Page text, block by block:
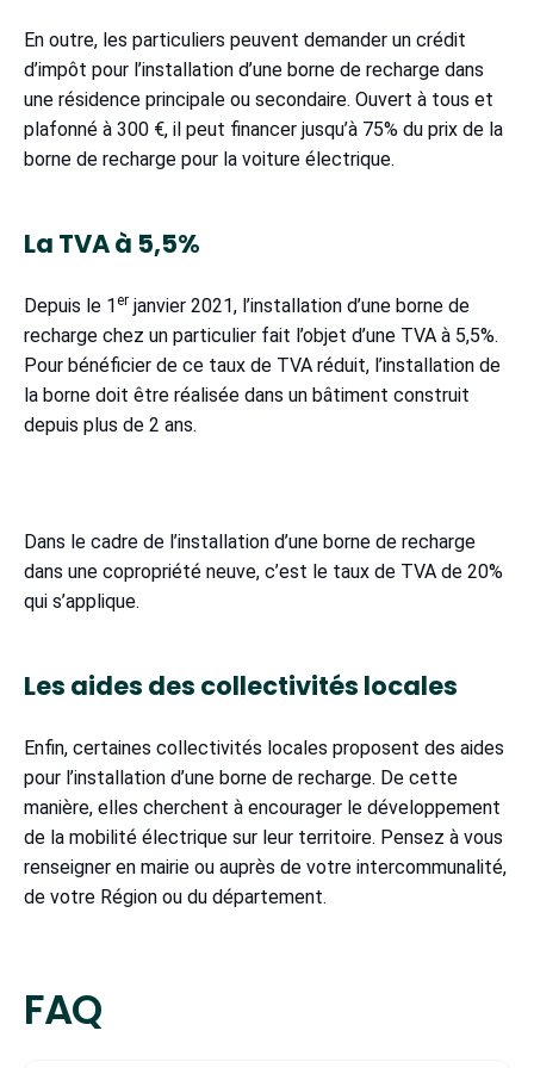
En outre, les particuliers peuvent demander un crédit
d’impôt pour l’installation d’une borne de recharge dans
une résidence principale ou secondaire. Ouvert à tous et
plafonné à 300 €, il peut financer jusqu’à 75% du prix de la
borne de recharge pour la voiture électrique.
La TVA à 5,5%
Depuis le 1 er janvier 2021, l’installation d’une borne de
recharge chez un particulier fait l’objet d’une TVA à 5,5%.
Pour bénéficier de ce taux de TVA réduit, l’installation de
la borne doit être réalisée dans un bâtiment construit
depuis plus de 2 ans.
Dans le cadre de l’installation d’une borne de recharge
dans une copropriété neuve, c’est le taux de TVA de 20%
qui s’applique.
Les aides des collectivités locales
Enfin, certaines collectivités locales proposent des aides
pour l’installation d’une borne de recharge. De cette
manière, elles cherchent à encourager le développement
de la mobilité électrique sur leur territoire. Pensez à vous
renseigner en mairie ou auprès de votre intercommunalité,
de votre Région ou du département.
FAQ